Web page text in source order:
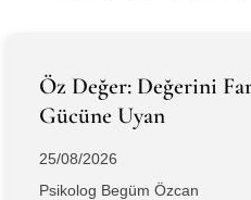
Öz Değer: Değerini
Gücüne Uyan
25/08/2026
Psikolog Begüm Özcan